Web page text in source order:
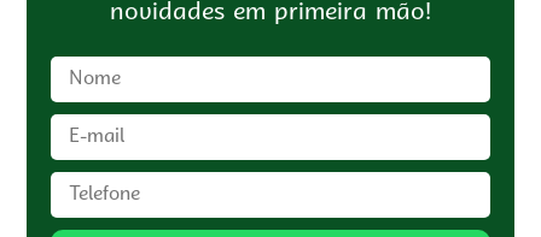
novidades em primeira mão!